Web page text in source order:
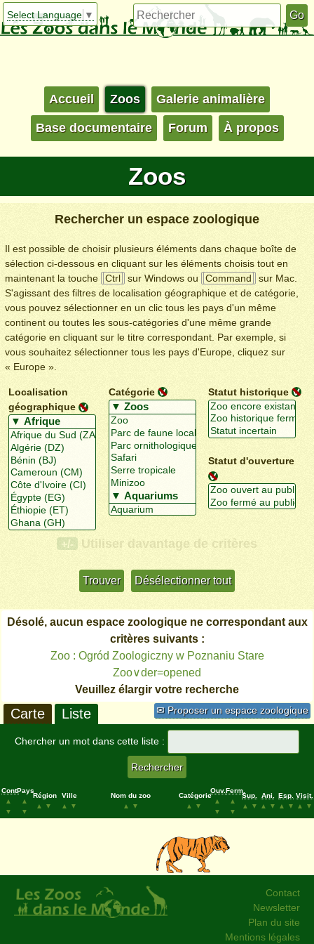
Select Language ▼
Accueil Zoos Galerie animalière
Base documentaire Forum À propos
Zoos
Rechercher un espace zoologique
Il est possible de choisir plusieurs éléments dans chaque boîte de
sélection ci-dessous en cliquant sur les éléments choisis tout en
maintenant la touche
Ctrl sur Windows ou Command
sur Mac.
S'agissant des filtres de localisation géographique et de catégorie,
vous pouvez sélectionner en un clic tous les pays d'un même
continent ou toutes les sous-catégories d'une même grande
catégorie en cliquant sur le titre correspondant. Par exemple, si
vous souhaitez sélectionner tous les pays d'Europe, cliquez sur
« Europe ».
Localisation
géographique
Catégorie Statut historique
Statut d'ouverture
+/- Utiliser davantage de critères
Désolé, aucun espace zoologique ne correspondant aux
critères suivants :
Zoo : Ogród Zoologiczny w Poznaniu Stare
Zoo∨der=opened
Veuillez élargir votre recherche
✉ Proposer un espace zoologique
Carte Liste
Chercher un mot dans cette liste :
Cont.
▲
▼
Pays
▲
▼
Région
▲
▼
Ville
▲
▼
Nom du zoo
▲
▼
Catégorie
▲
▼
Ouv.
▲
▼
Ferm.
▲
▼
Sup.
▲
▼
Ani.
▲
▼
Esp.
▲
▼
Visit.
▲
▼
Contact
Newsletter
Plan du site
Mentions légales